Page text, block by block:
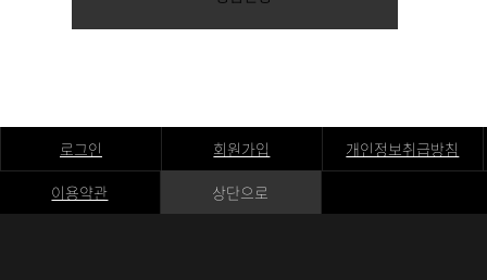
로그인 회원가입
개인정보취급방침
이용약관
상단으로